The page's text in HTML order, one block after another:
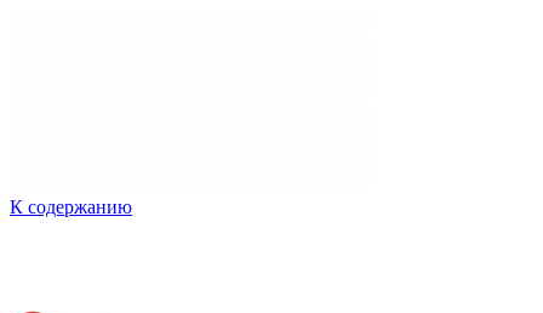
К содержанию